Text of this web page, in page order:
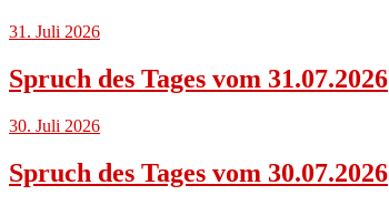
31. Juli 2026
Spruch des Tages vom 31.07.2026
30. Juli 2026
Spruch des Tages vom 30.07.2026